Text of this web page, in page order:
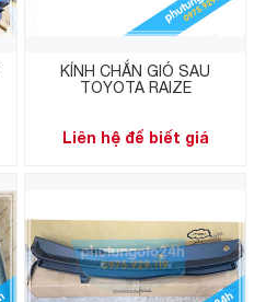
KÍNH CHẮN GIÓ SAU
TOYOTA RAIZE
Liên hệ để biết giá